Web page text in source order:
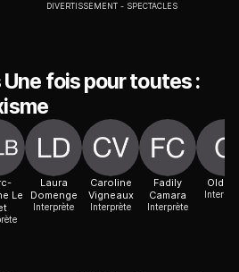
DIVERTISSEMENT SPECTACLES
fois pour toutes :
Le
Laura
Domenge
Interprète
Caroline
Vigneaux
Interprète
Fadily
Camara
Interprète